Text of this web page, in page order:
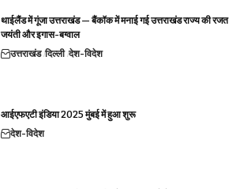
थाईलैंड में गूंजा उत्तराखंड — बैंकॉक में मनाई गई उत्तराखंड राज्य की रजत
जयंती और इगास-बग्वाल
उत्तराखंड दिल्ली देश-विदेश
आईएफएटी इंडिया 2025 मुंबई में हुआ शुरू
देश-विदेश